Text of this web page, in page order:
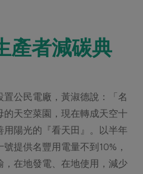
產者減碳典
公民電廠，黃淑德說：「名
天空菜園，現在轉成天空十
陽光的『看天田』。以半年
提供名豐用電量不到10%，
在地發電、在地使用，減少